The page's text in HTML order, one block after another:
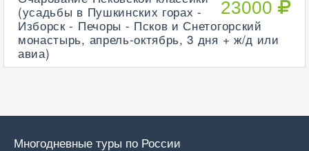
23000
(усадьбы в Пушкинских горах -
Изборск - Печоры - Псков и Снетогорский
монастырь, апрель-октябрь, 3 дня + ж/д или
авиа)
Многодневные туры по России